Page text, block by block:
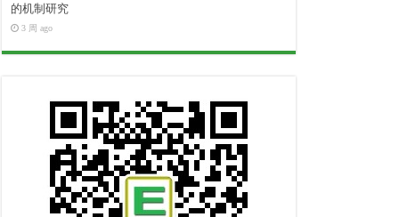
的机制研究
3 周 ago